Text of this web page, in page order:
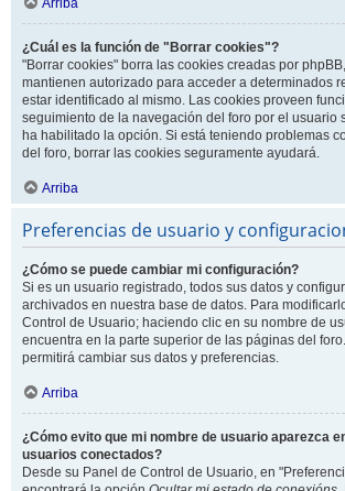
Arriba
¿Cuál es la función de "Borrar cookies"?
"Borrar cookies" borra las cookies creadas por
mantienen autorizado para acceder a determinados
estar identificado al mismo. Las cookies proveen
seguimiento de la navegación del foro por el usuario
ha habilitado la opción. Si está teniendo problemas
del foro, borrar las cookies seguramente ayudará.
Arriba
Preferencias de usuario y
¿Cómo se puede cambiar mi configuración?
Si es un usuario registrado, todos sus datos y
archivados en nuestra base de datos. Para
Control de Usuario; haciendo clic en su nombre de
encuentra en la parte superior de las páginas del
permitirá cambiar sus datos y preferencias.
Arriba
¿Cómo evito que mi nombre de usuario aparezca
usuarios conectados?
Desde su Panel de Control de Usuario, en